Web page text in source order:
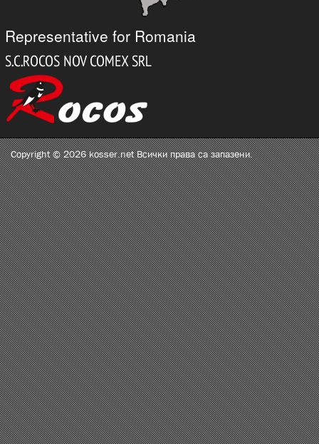
Representative for Romania
Copyright © 2026 kosser.net Всички права са запазени.